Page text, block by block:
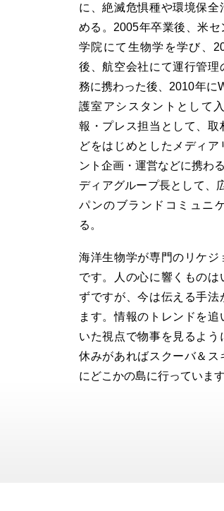
に、絶滅危惧種や環境保全
める。2005年卒業後、米
学院にて生物学を学び、
後、航空会社にて運行管理
務に携わった後、2010年に
護室アシスタントとして
報・プレス担当として、取
どをはじめとしたメディ
ント企画・運営などに携わ
ディアグループ長として、
パンのブランドコミュニ
る。
海洋生物学が専門のリケジ
です。人の心に響くものは
ずですが、今は伝える手法
ます。情報のトレンドを追
いた視点で物事を見るよう
休みがあればスクーバ＆ス
にどこかの島に行っていま